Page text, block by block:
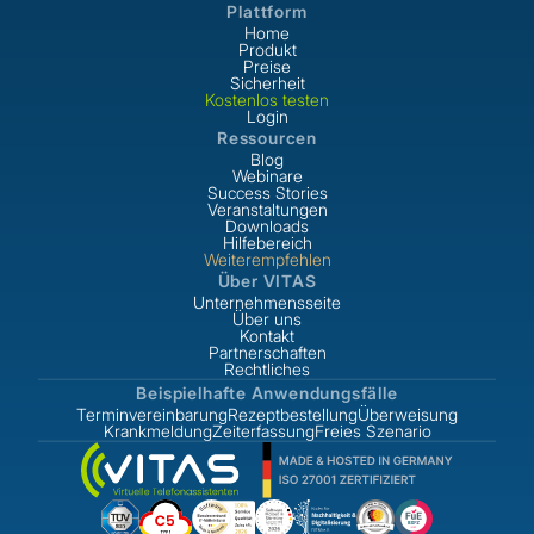
Plattform
Home
Produkt
Preise
Sicherheit
Kostenlos testen
Login
Ressourcen
Blog
Webinare
Success Stories
Veranstaltungen
Downloads
Hilfebereich
Weiterempfehlen
Über VITAS
Unternehmensseite
Über uns
Kontakt
Partnerschaften
Rechtliches
Beispielhafte Anwendungsfälle
TerminvereinbarungRezeptbestellungÜberweisung
KrankmeldungZeiterfassungFreies Szenario